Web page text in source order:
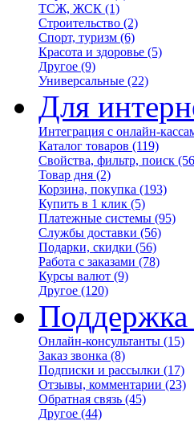
ТСЖ, ЖСК (1)
Строительство (2)
Спорт, туризм (6)
Красота и здоровье (5)
Другое (9)
Универсальные (22)
Для
Интеграция с онлайн-
Каталог товаров (119)
Свойства, фильтр, поиск
Товар дня (2)
Корзина, покупка (193)
Купить в 1 клик (5)
Платежные системы (95)
Службы доставки (56)
Подарки, скидки (56)
Работа с заказами (78)
Курсы валют (9)
Другое (120)
Поддержка
Онлайн-консультанты (15)
Заказ звонка (8)
Подписки и рассылки (17)
Отзывы, комментарии (23)
Обратная связь (45)
Другое (44)